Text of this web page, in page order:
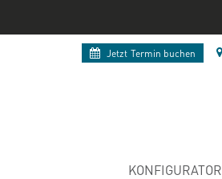
Jetzt Termin buchen
KONFIGURATOR